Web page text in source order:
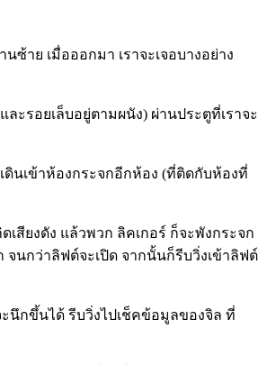
ซ้าย เมื่อออกมา เราจะเจอบางอย่าง
ะรอยเล็บอยู่ตามผนัง) ผ่านประตูที่เราจะ
ดินเข้าห้องกระจกอีกห้อง (ที่ติดกับห้องที่
เสียงดัง แล้วพวก ลิคเกอร์ ก็จะพังกระจก
จนกว่าลิฟต์จะเปิด จากนั้นก็รีบวิ่งเข้าลิฟต์
นึกขึ้นได้ รีบวิ่งไปเช็คข้อมูลของจิล ที่